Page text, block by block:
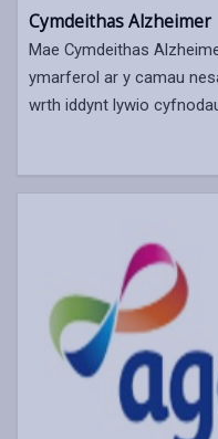
Cymdeithas Alzheimer
Mae Cymdeithas
ymarferol ar y camau
wrth iddynt lywio